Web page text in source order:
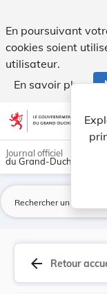
En poursuivant
cookies soient
utilisateur.
En savoir plus
Aller au contenu
Journal officiel
du Grand-Duché de
arrow_back Retour